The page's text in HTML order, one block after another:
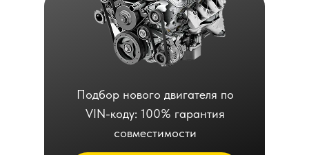
Подбор нового двигателя по
VIN-коду: 100% гарантия
совместимости